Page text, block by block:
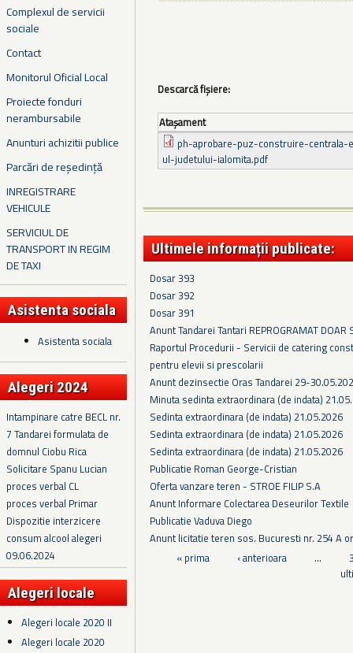
Complexul de servicii
sociale
Contact
Monitorul Oficial Local
Proiecte fonduri
nerambursabile
Anunturi achizitii publice
Parcări de reședință
INREGISTRARE
VEHICULE
SERVICIUL DE
TRANSPORT IN REGIM
DE TAXI
Asistenta sociala
Asistenta sociala
Alegeri 2024
Intampinare catre BECL nr.
7 Tandarei formulata de
domnul Ciobu Rica
Solicitare Spanu Lucian
proces verbal CL
proces verbal Primar
Dispozitie interzicere
consum alcool alegeri
09.06.2024
Alegeri locale
Alegeri locale 2020 II
Alegeri locale 2020
Descarcă fișiere:
Ataşament
ph-aprobare-puz-construire-
ul-judetului-ialomita.pdf
Ultimele informații publicate:
Dosar 393
Dosar 392
Dosar 391
Anunt Tandarei Tantari REPROGRAMAT DOAR
Raportul Procedurii - Servicii de catering
pentru elevii si prescolarii
Anunt dezinsectie Oras Tandarei 29-
Minuta sedinta extraordinara (de indata)
Sedinta extraordinara (de indata) 21.05.2026
Sedinta extraordinara (de indata) 21.05.2026
Sedinta extraordinara (de indata) 21.05.2026
Publicatie Roman George-Cristian
Oferta vanzare teren - STROE FILIP S.A
Anunt Informare Colectarea Deseurilor Textile
Publicatie Vaduva Diego
Anunt licitatie teren sos. Bucuresti nr. 254 A
Pagini
« prima ‹ anterioara …